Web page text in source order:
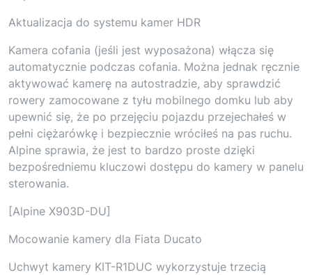
Aktualizacja do systemu kamer HDR
Kamera cofania (jeśli jest wyposażona) włącza się
automatycznie podczas cofania. Można jednak ręcznie
aktywować kamerę na autostradzie, aby sprawdzić
rowery zamocowane z tyłu mobilnego domku lub aby
upewnić się, że po przejęciu pojazdu przejechałeś w
pełni ciężarówkę i bezpiecznie wróciłeś na pas ruchu.
Alpine sprawia, że jest to bardzo proste dzięki
bezpośredniemu kluczowi dostępu do kamery w panelu
sterowania.
[Alpine X903D-DU]
Mocowanie kamery dla Fiata Ducato
Uchwyt kamery KIT-R1DUC wykorzystuje trzecią